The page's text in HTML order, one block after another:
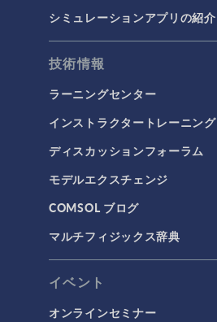
シミュレーションアプリの紹介
技術情報
ラーニングセンター
インストラクタートレーニング
ディスカッションフォーラム
モデルエクスチェンジ
COMSOL ブログ
マルチフィジックス辞典
イベント
オンラインセミナー